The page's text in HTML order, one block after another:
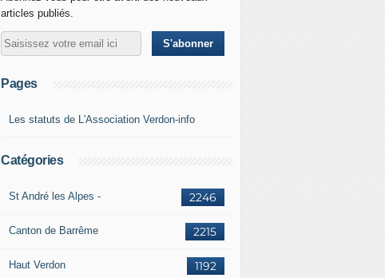
articles publiés.
Pages
Les statuts de L'Association Verdon-info
Catégories
2246
St André les Alpes -
2215
Canton de Barrême
1192
Haut Verdon